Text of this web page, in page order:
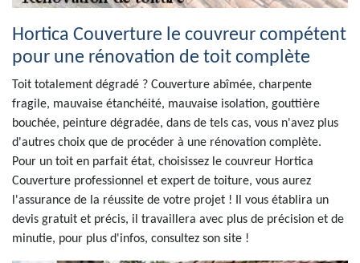
Hortica Couverture le couvreur compétent
pour une rénovation de toit complète
Toit totalement dégradé ? Couverture abîmée, charpente
fragile, mauvaise étanchéité, mauvaise isolation, gouttière
bouchée, peinture dégradée, dans de tels cas, vous n'avez plus
d'autres choix que de procéder à une rénovation complète.
Pour un toit en parfait état, choisissez le couvreur Hortica
Couverture professionnel et expert de toiture, vous aurez
l'assurance de la réussite de votre projet ! Il vous établira un
devis gratuit et précis, il travaillera avec plus de précision et de
minutie, pour plus d'infos, consultez son site !